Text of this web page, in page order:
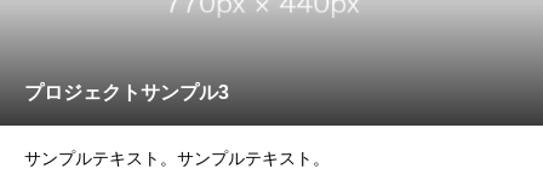
プロジェクトサンプル3
サンプルテキスト。サンプルテキスト。